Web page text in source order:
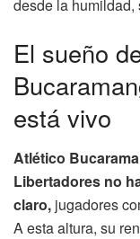
desde la humildad,
El sueño
está vivo
Atlético
Libertadores no
claro, jugadores
A esta altura, su